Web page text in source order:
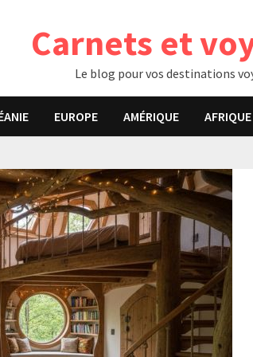
Carnets et
Le blog pour vos destinations
EUROPE AMÉRIQUE AFRIQUE